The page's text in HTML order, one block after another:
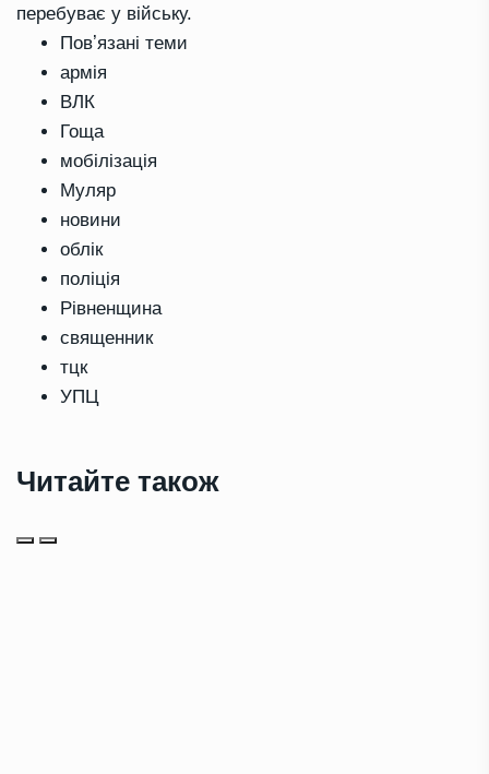
перебуває у війську.
Повʼязані теми
армія
ВЛК
Гоща
мобілізація
Муляр
новини
облік
поліція
Рівненщина
священник
тцк
УПЦ
Читайте також